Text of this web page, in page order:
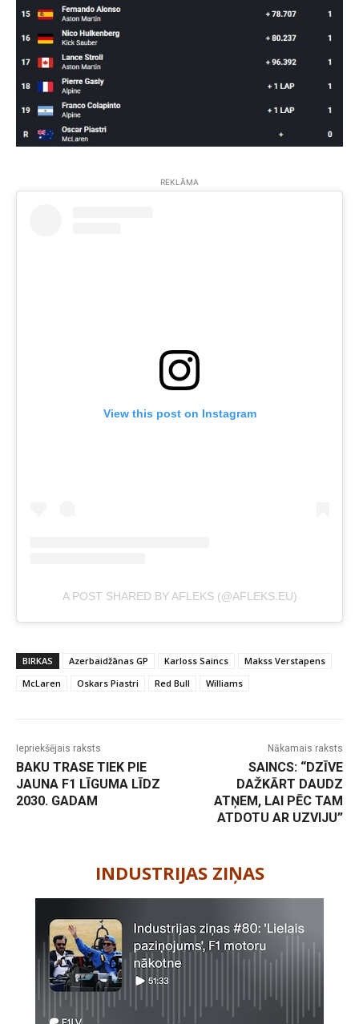
REKLĀMA
View this post on Instagram
A POST SHARED BY AFLEKS (@AFLEKS.EU)
BIRKAS Azerbaidžānas GP Karloss Saincs
Makss Verstapens
McLaren
Oskars Piastri Red Bull Williams
Iepriekšējais raksts
BAKU TRASE TIEK PIE
JAUNA F1 LĪGUMA LĪDZ
2030. GADAM
Nākamais raksts
SAINCS: “DZĪVE
DAŽKĀRT DAUDZ
ATŅEM, LAI PĒC TAM
ATDOTU AR UZVIJU”
INDUSTRIJAS ZIŅAS